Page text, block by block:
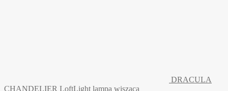
DRACULA
CHANDELIER LoftLight lampa wisząca